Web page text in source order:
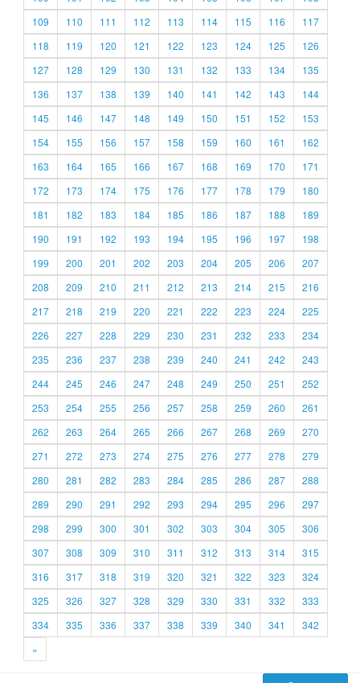
109
110 111 112 113 114 115 116
117
118
119 120 121 122 123 124 125
126
127
128 129 130 131 132 133 134
135
136
137 138 139 140 141 142 143
144
145
146 147 148 149 150 151 152
153
154
155 156 157 158 159 160 161
162
163
164 165 166 167 168 169 170
171
172
173 174 175 176 177 178 179
180
181
182 183 184 185 186 187 188
189
190
191 192 193 194 195 196 197
198
199
200 201 202 203 204 205 206
207
208
209 210 211 212 213 214 215
216
217
218 219 220 221 222 223 224
225
226
227 228 229 230 231 232 233
234
235
236 237 238 239 240 241 242
243
244
245 246 247 248 249 250 251
252
253
254 255 256 257 258 259 260
261
262
263 264 265 266 267 268 269
270
271
272 273 274 275 276 277 278
279
280
281 282 283 284 285 286 287
288
289
290 291 292 293 294 295 296
297
298
299 300 301 302 303 304 305
306
307
308 309 310 311 312 313 314
315
316
317 318 319 320 321 322 323
324
325
326 327 328 329 330 331 332
333
334
335 336 337 338 339 340 341
342
»